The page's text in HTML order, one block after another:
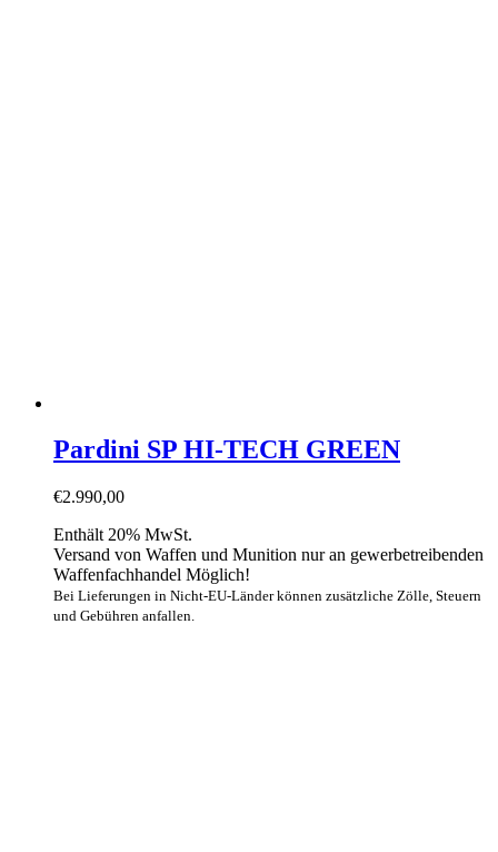
Pardini SP HI-TECH GREEN
€2.990,00
Enthält 20% MwSt.
Versand von Waffen und Munition nur an gewerbetreibenden
Waffenfachhandel Möglich!
Bei Lieferungen in Nicht-EU-Länder können zusätzliche Zölle, Steuern
und Gebühren anfallen.